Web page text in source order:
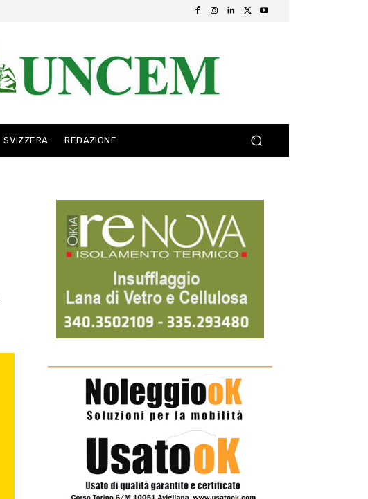
SVIZZERA REDAZIONE